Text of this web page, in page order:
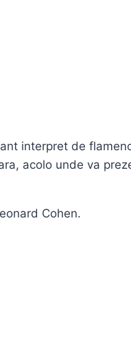
interpret de
acolo unde va
Cohen.